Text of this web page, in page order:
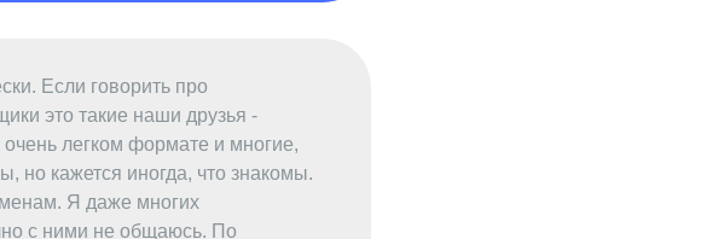
Если говорить про
это такие наши друзья -
легком формате и многие,
но кажется иногда, что знакомы.
Я даже многих
с ними не общаюсь. По